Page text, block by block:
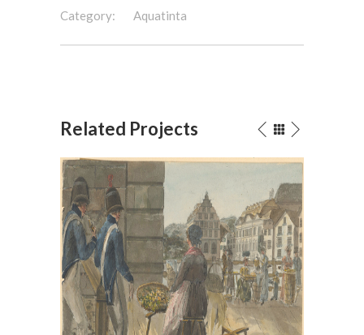
Category:
Aquatinta
Related Projects
Bei der Hauptwache in Zürich,
1814
Aquarell